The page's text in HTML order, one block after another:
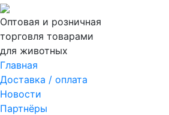
Оптовая и розничная
торговля товарами
для животных
Главная
Доставка / оплата
Новости
Партнёры